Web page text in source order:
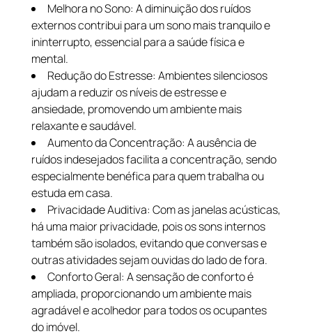
Melhora no Sono: A diminuição dos ruídos
externos contribui para um sono mais tranquilo e
ininterrupto, essencial para a saúde física e
mental.
Redução do Estresse: Ambientes silenciosos
ajudam a reduzir os níveis de estresse e
ansiedade, promovendo um ambiente mais
relaxante e saudável.
Aumento da Concentração: A ausência de
ruídos indesejados facilita a concentração, sendo
especialmente benéfica para quem trabalha ou
estuda em casa.
Privacidade Auditiva: Com as janelas acústicas,
há uma maior privacidade, pois os sons internos
também são isolados, evitando que conversas e
outras atividades sejam ouvidas do lado de fora.
Conforto Geral: A sensação de conforto é
ampliada, proporcionando um ambiente mais
agradável e acolhedor para todos os ocupantes
do imóvel.